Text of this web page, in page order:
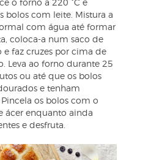
o forno a 220 °C e
bolos com leite. Mistura a
com água até formar
coloca-a num saco de
e faz cruzes por cima de
Leva ao forno durante 25
ou até que os bolos
e tenham
os bolos com o
ácer enquanto ainda
e desfruta.